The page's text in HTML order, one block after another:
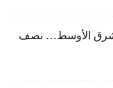
الأوسط… نصف